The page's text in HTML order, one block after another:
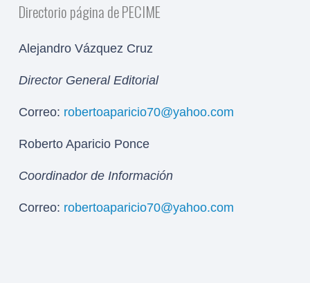
Directorio página de PECIME
Alejandro Vázquez Cruz
Director General Editorial
Correo: robertoaparicio70@yahoo.com
Roberto Aparicio Ponce
Coordinador de Información
Correo: robertoaparicio70@yahoo.com